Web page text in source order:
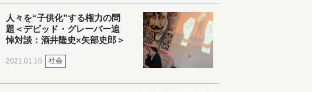
人々を“子供化”する権力の問
題＜デビッド・グレーバー追
悼対談：酒井隆史×矢部史郎＞
2021.01.10 社会